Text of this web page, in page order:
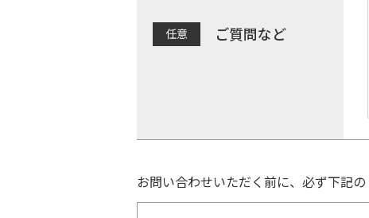
ご質問など
お問い合わせいただく前に、必ず下記